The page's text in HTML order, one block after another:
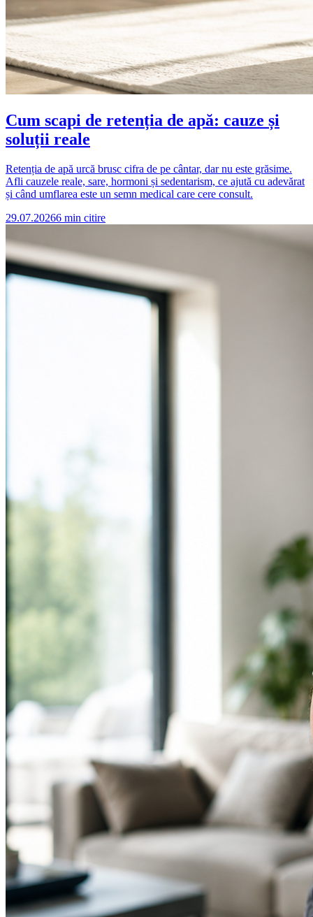
Cum scapi de retenția de apă: cauze și
soluții reale
Retenția de apă urcă brusc cifra de pe cântar, dar nu este grăsime.
Afli cauzele reale, sare, hormoni și sedentarism, ce ajută cu adevărat
și când umflarea este un semn medical care cere consult.
29.07.20266 min citire